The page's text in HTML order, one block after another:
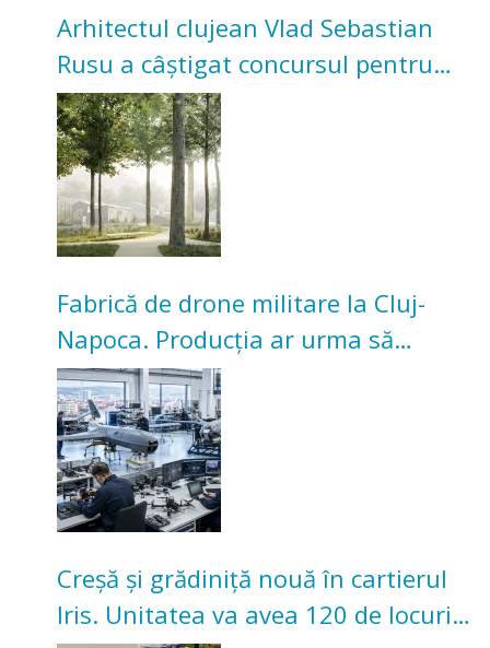
Arhitectul clujean Vlad Sebastian
Rusu a câștigat concursul pentru
transformarea Grădinii Casei
Universitarilor
Fabrică de drone militare la Cluj-
Napoca. Producția ar urma să
înceapă în toamna acestui an
Creșă și grădiniță nouă în cartierul
Iris. Unitatea va avea 120 de locuri